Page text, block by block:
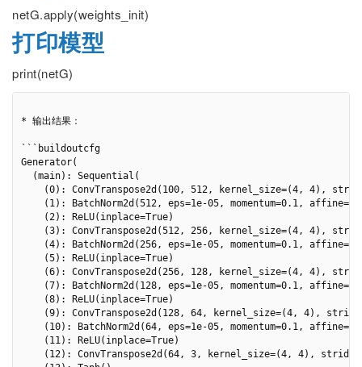
netG.apply(weights_init)
打印模型
print(netG)
* 输出结果：
```buildoutcfg
Generator(
  (main): Sequential(
(0): ConvTranspose2d(100, 512, kernel_size=(4, 4),
(1): BatchNorm2d(512, eps=1e-05, momentum=0.1,
    (2): ReLU(inplace=True)
(3): ConvTranspose2d(512, 256, kernel_size=(4, 4),
(4): BatchNorm2d(256, eps=1e-05, momentum=0.1,
    (5): ReLU(inplace=True)
(6): ConvTranspose2d(256, 128, kernel_size=(4, 4),
(7): BatchNorm2d(128, eps=1e-05, momentum=0.1,
    (8): ReLU(inplace=True)
(9): ConvTranspose2d(128, 64, kernel_size=(4, 4),
(10): BatchNorm2d(64, eps=1e-05, momentum=0.1,
    (11): ReLU(inplace=True)
(12): ConvTranspose2d(64, 3, kernel_size=(4, 4),